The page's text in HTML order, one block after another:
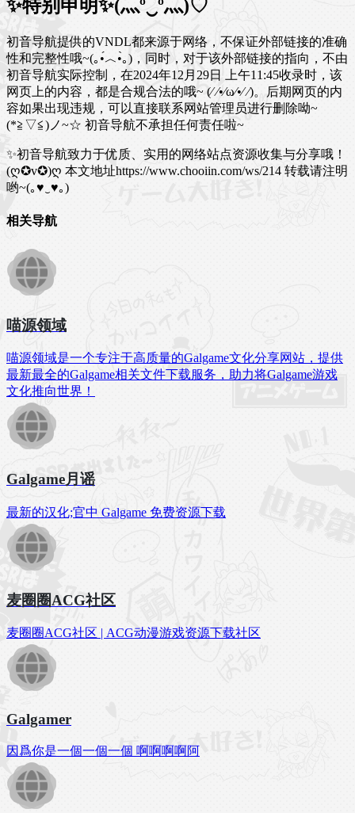
✨特别申明✨(灬º‿º灬)♡
初音导航提供的VNDL都来源于网络，不保证外部链接的准确
性和完整性哦~(｡•́︿•̀｡)，同时，对于该外部链接的指向，不由
初音导航实际控制，在2024年12月29日 上午11:45收录时，该
网页上的内容，都是合规合法的哦~ (⁄ ⁄•⁄ω⁄•⁄ ⁄)。后期网页的内
容如果出现违规，可以直接联系网站管理员进行删除呦~
(*≧▽≦)ノ~☆ 初音导航不承担任何责任啦~
✨初音导航致力于优质、实用的网络站点资源收集与分享哦！
(ღ✪v✪)ღ 本文地址https://www.chooiin.com/ws/214 转载请注明
哟~(｡♥‿♥｡)
相关导航
喵源领域
喵源领域是一个专注于高质量的Galgame文化分享网站，提供
最新最全的Galgame相关文件下载服务，助力将Galgame游戏
文化推向世界！
Galgame月谣
最新的汉化;官中 Galgame 免费资源下载
麦圈圈ACG社区
麦圈圈ACG社区 | ACG动漫游戏资源下载社区
Galgamer
因爲你是一個一個一個 啊啊啊啊阿